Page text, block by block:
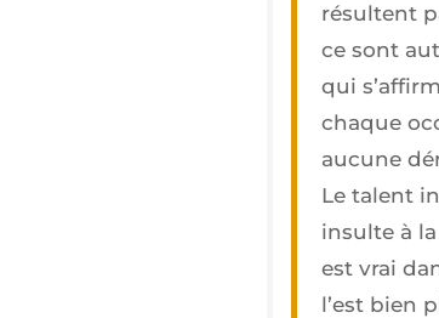
résultent
ce sont
qui
chaque
aucune
Le talent
insulte à
est vrai
l’est bien